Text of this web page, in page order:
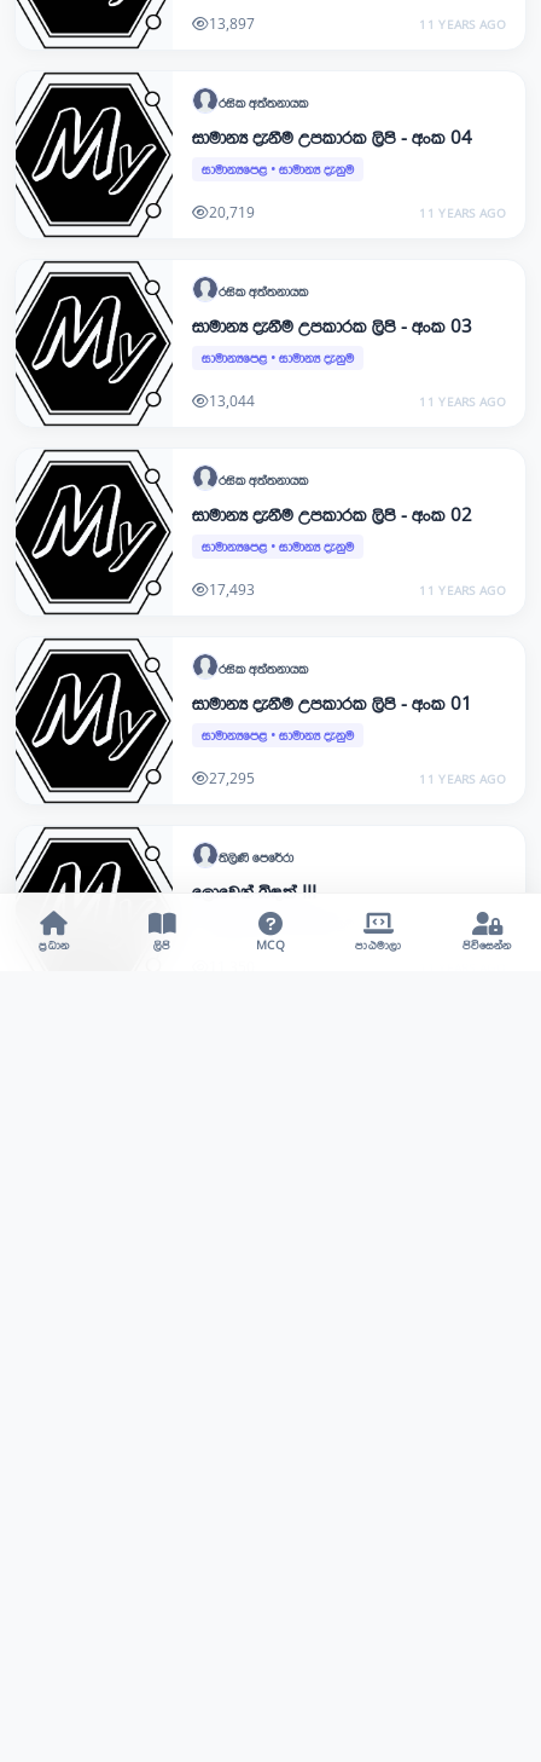
13,897 11 YEARS AGO
රසික අත්තනායක
සාමාන්‍ය දැනීම උපකාරක ලිපි - අංක 04
සාමාන්‍යපෙළ • සාමාන්‍ය දැනුම
20,719 11 YEARS AGO
රසික අත්තනායක
සාමාන්‍ය දැනීම උපකාරක ලිපි - අංක 03
සාමාන්‍යපෙළ • සාමාන්‍ය දැනුම
13,044 11 YEARS AGO
රසික අත්තනායක
සාමාන්‍ය දැනීම උපකාරක ලිපි - අංක 02
සාමාන්‍යපෙළ • සාමාන්‍ය දැනුම
17,493 11 YEARS AGO
රසික අත්තනායක
සාමාන්‍ය දැනීම උපකාරක ලිපි - අංක 01
සාමාන්‍යපෙළ • සාමාන්‍ය දැනුම
27,295 11 YEARS AGO
තිලිණි පෙරේරා
ලොවෙන් බිඳක් III
සාමාන්‍යපෙළ• සාමාන්‍ය දැනුම
ප්‍රධාන ලිපි MCQ පාඨමාලා පිවිසෙන්න